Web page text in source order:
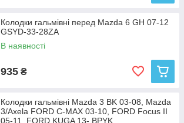
Колодки гальмівні перед Mazda 6 GH 07-12
GSYD-33-28ZA
В наявності
935 ₴
Колодки гальмівні Mazda 3 BK 03-08, Mazda
3/Axela FORD C-MAX 03-10, FORD Focus II
05-11, FORD KUGA 13- BPYK